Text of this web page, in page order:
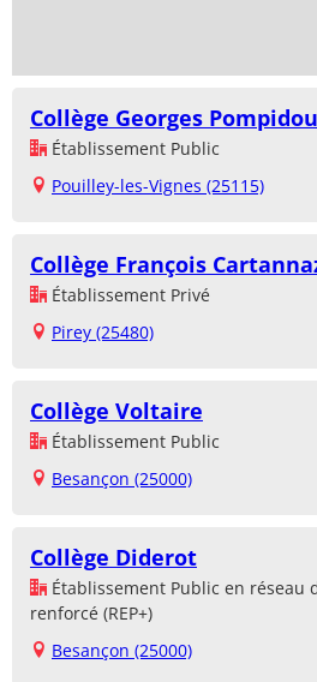
Collège Georges Pompidou
Établissement Public
Pouilley-les-Vignes (25115)
Collège François
Établissement Privé
Pirey (25480)
Collège Voltaire
Établissement Public
Besançon (25000)
Collège Diderot
Établissement Public en
renforcé (REP+)
Besançon (25000)